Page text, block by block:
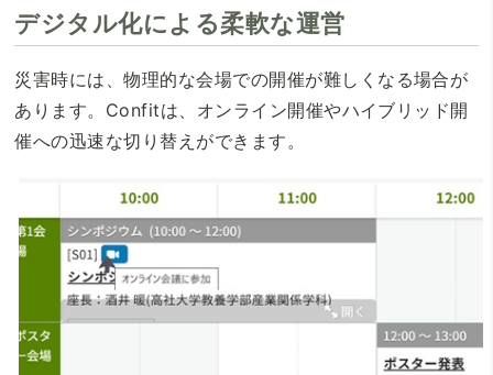
デジタル化による柔軟な運営
災害時には、物理的な会場での開催が難しくなる場合が
あります。Confitは、オンライン開催やハイブリッド開
催への迅速な切り替えができます。